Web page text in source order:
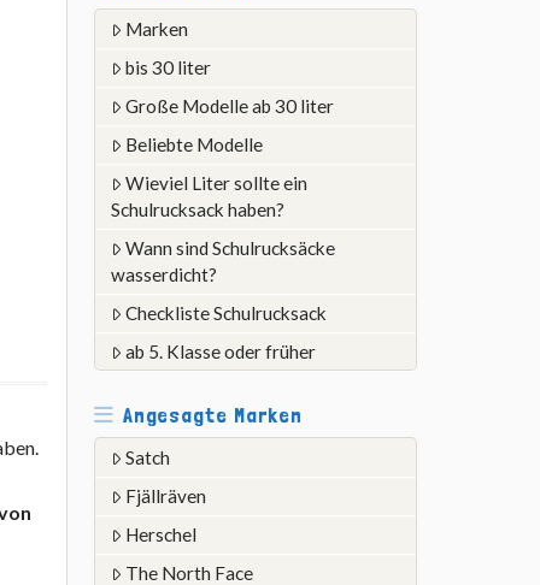
Marken
bis 30 liter
Große Modelle ab 30 liter
Beliebte Modelle
Wieviel Liter sollte ein
Schulrucksack haben?
Wann sind Schulrucksäcke
wasserdicht?
Checkliste Schulrucksack
ab 5. Klasse oder früher
Angesagte Marken
Satch
Fjällräven
Herschel
The North Face